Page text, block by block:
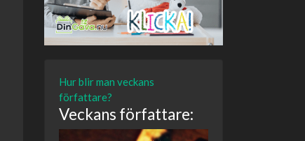
Hur blir man veckans
författare?
Veckans författare: